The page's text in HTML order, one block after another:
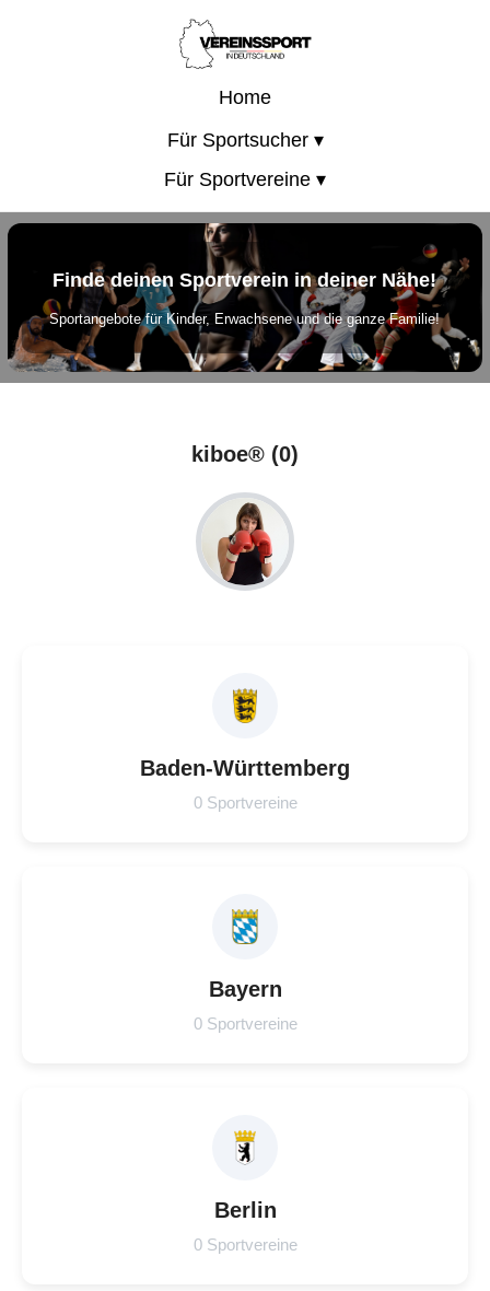
Home
Für Sportsucher ▾
Für Sportvereine ▾
Finde deinen Sportverein in deiner Nähe!
Sportangebote für Kinder, Erwachsene und die ganze Familie!
kiboe® (0)
Baden-Württemberg
0 Sportvereine
Bayern
0 Sportvereine
Berlin
0 Sportvereine